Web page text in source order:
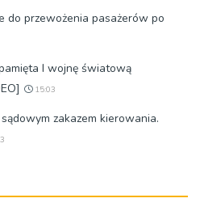
przewożenia pasażerów po
I wojnę światową
15:03
zakazem kierowania.